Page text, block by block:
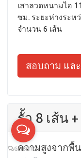
เสาลวดหนามไอ
ซม. ระยะห่างระห
จำนวน 6 เส้น
สอบถาม แล
รั้ว 8 เส้น
ความสูงจากพื้